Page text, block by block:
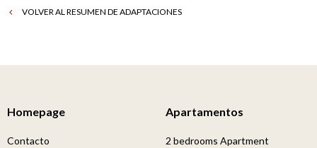
VOLVER AL RESUMEN DE ADAPTACIONES
Homepage
Contacto
Apartamentos
2 bedrooms Apartment